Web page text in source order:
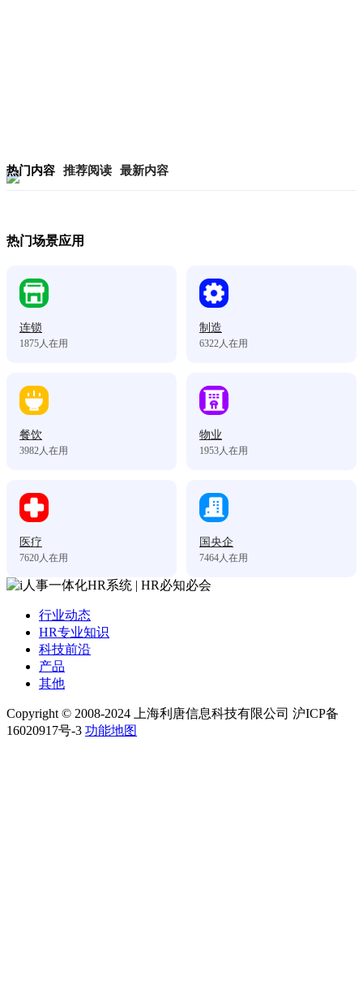
热门内容 推荐阅读 最新内容
热门场景应用
连锁
1875人在用
制造
6322人在用
餐饮
3982人在用
物业
1953人在用
医疗
7620人在用
国央企
7464人在用
行业动态
HR专业知识
科技前沿
产品
其他
Copyright © 2008-2024 上海利唐信息科技有限公司 沪ICP备
16020917号-3 功能地图